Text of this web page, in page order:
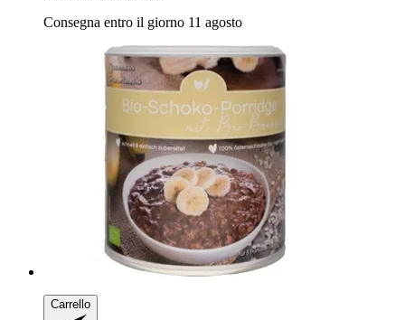
Consegna entro il giorno 11 agosto
Carrello